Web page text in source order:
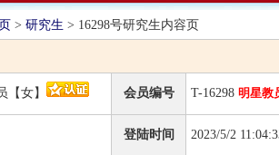
> 研究生 > 16298号研究生内容页
【女】 会员编号 T-16298 明星教
登陆时间 2023/5/2